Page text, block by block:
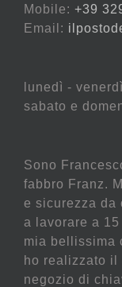
Mobile: +39
Email:
lunedì -
sabato e
Sono
fabbro Franz.
e sicurezza da
a lavorare a
mia bellissima
ho realizzato il
negozio di